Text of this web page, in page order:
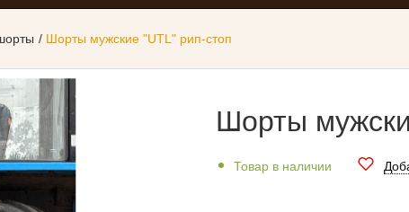
Шорты мужские "UTL" рип-стоп
Шорты
Товар в наличии